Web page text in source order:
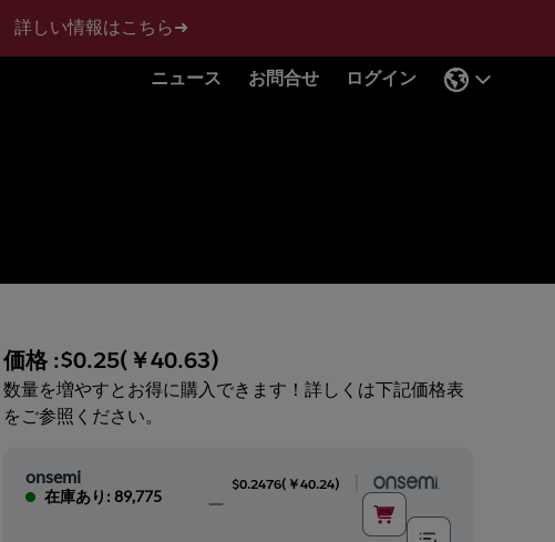
詳しい情報はこちら➜
ニュース お問合せ ログイン
価格 :$0.25(￥40.63)
数量を増やすとお得に購入できます！詳しくは下記価格表
をご参照ください。
onsemi
在庫あり: 89,775
$0.2476( ￥40.24)